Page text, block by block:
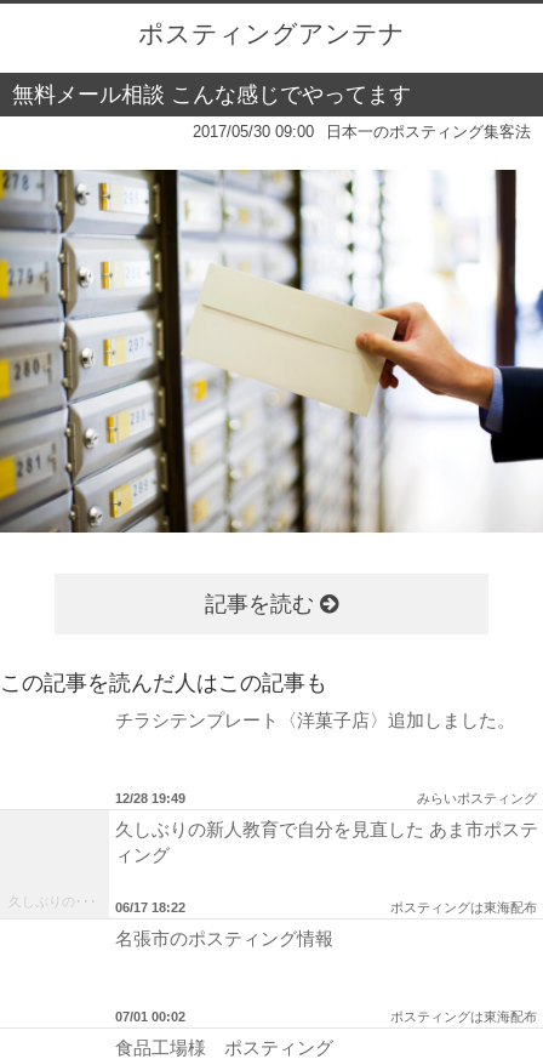
ポスティングアンテナ
無料メール相談 こんな感じでやってます
2017/05/30 09:00 日本一のポスティング集客法
記事を読む
この記事を読んだ人はこの記事も
チラシテンプレート〈洋菓子店〉追加しました。
12/28 19:49 みらいポスティング
久しぶりの･･･
久しぶりの新人教育で自分を見直した あま市ポステ
ィング
06/17 18:22 ポスティングは東海配布
名張市のポスティング情報
07/01 00:02 ポスティングは東海配布
食品工場様 ポスティング